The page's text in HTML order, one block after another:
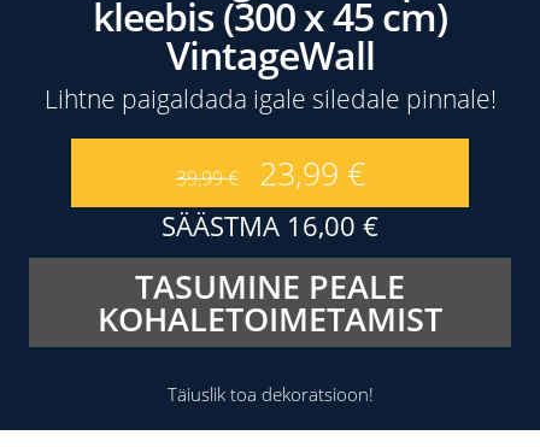
kleebis (300 x 45 cm)
VintageWall
Lihtne paigaldada igale siledale pinnale!
39,99€ 23,99 €
SÄÄSTMA 16,00 €
TASUMINE PEALE
KOHALETOIMETAMIST
Täiuslik toa dekoratsioon!